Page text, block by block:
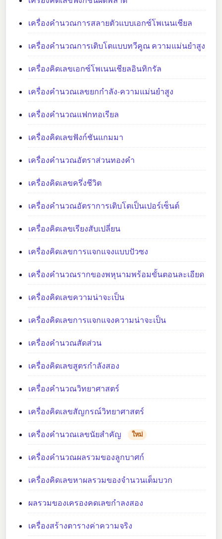
เครื่องคำนวณการสลายตัวแบบเอกซ์โพเนนเชียล
เครื่องคำนวณการเติบโตแบบทวีคูณ ความแม่นยำสูง
เครื่องคิดเลขเอกซ์โพเนนเชียลอินทิกรัล
เครื่องคำนวณเลขยกกำลัง-ความแม่นยำสูง
เครื่องคำนวณแฟกทอเรียล
เครื่องคิดเลขฟังก์ชันแกมมา
เครื่องคำนวณอัตราส่วนทองคำ
เครื่องคิดเลขครึ่งชีวิต
เครื่องคำนวณอัตราการเติบโตเป็นเปอร์เซ็นต์
เครื่องคิดเลขเรียงสับเปลี่ยน
เครื่องคิดเลขการแจกแจงแบบปัวซง
เครื่องคำนวณรากของพหุนามพร้อมขั้นตอนละเอียด
เครื่องคิดเลขความน่าจะเป็น
เครื่องคิดเลขการแจกแจงความน่าจะเป็น
เครื่องคำนวณสัดส่วน
เครื่องคิดเลขสูตรกำลังสอง
เครื่องคำนวณวิทยาศาสตร์
เครื่องคิดเลขสัญกรณ์วิทยาศาสตร์
เครื่องคำนวณเลขนัยสำคัญ ใหม่
เครื่องคำนวณผลรวมของลูกบาศก์
เครื่องคิดเลขหาผลรวมของจำนวนเต็มบวก
ผลรวมของเครองคดเลขกำลงสอง
เครื่องสร้างตารางค่าความจริง